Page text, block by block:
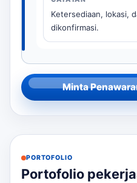
Ketersediaan, lokasi,
dikonfirmasi.
Minta
PORTOFOLIO
Portofolio